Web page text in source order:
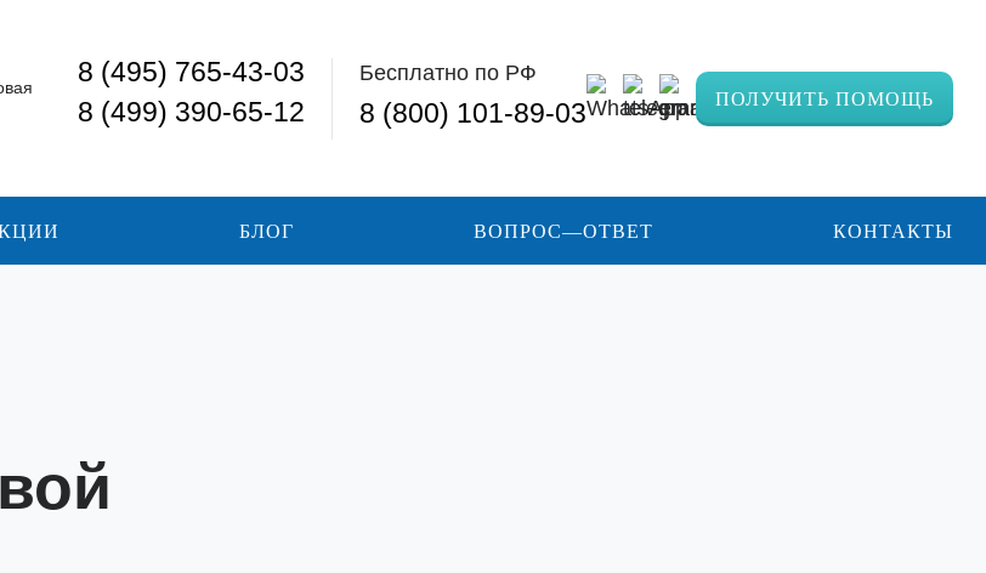
8 (495) 765-43-03
8 (499) 390-65-12
Бесплатно по РФ
8 (800) 101-89-03 ПОЛУЧИТЬ ПОМОЩЬ
БЛОГ ВОПРОС—ОТВЕТ КОНТАКТЫ